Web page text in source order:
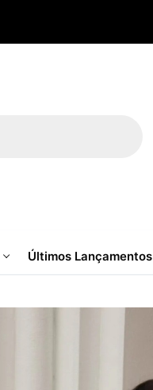
Últimos Lançamentos